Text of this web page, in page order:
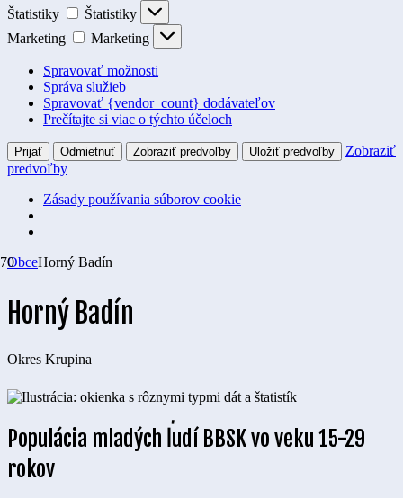
Štatistiky
Štatistiky
Marketing
Marketing
Spravovať možnosti
Správa služieb
Spravovať {vendor_count} dodávateľov
Prečítajte si viac o týchto účeloch
Prijať Odmietnuť Zobraziť predvoľby Uložiť predvoľby
Zobraziť
predvoľby
Zásady používania súborov cookie
ObceHorný Badín
Horný Badín
Okres Krupina
Populácia mladých ľudí BBSK vo veku 15-29
rokov